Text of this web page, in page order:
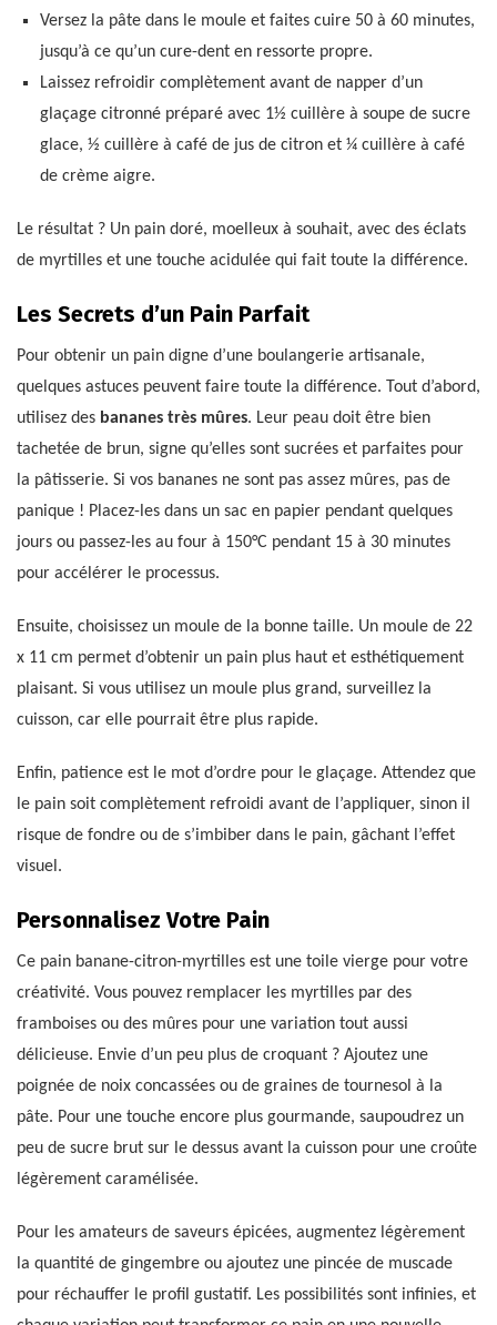
Versez la pâte dans le moule et faites cuire 50 à 60 minutes,
jusqu’à ce qu’un cure-dent en ressorte propre.
Laissez refroidir complètement avant de napper d’un
glaçage citronné préparé avec 1½ cuillère à soupe de sucre
glace, ½ cuillère à café de jus de citron et ¼ cuillère à café
de crème aigre.
Le résultat ? Un pain doré, moelleux à souhait, avec des éclats
de myrtilles et une touche acidulée qui fait toute la différence.
Les Secrets d’un Pain Parfait
Pour obtenir un pain digne d’une boulangerie artisanale,
quelques astuces peuvent faire toute la différence. Tout d’abord,
utilisez des bananes très mûres. Leur peau doit être bien
tachetée de brun, signe qu’elles sont sucrées et parfaites pour
la pâtisserie. Si vos bananes ne sont pas assez mûres, pas de
panique ! Placez-les dans un sac en papier pendant quelques
jours ou passez-les au four à 150°C pendant 15 à 30 minutes
pour accélérer le processus.
Ensuite, choisissez un moule de la bonne taille. Un moule de 22
x 11 cm permet d’obtenir un pain plus haut et esthétiquement
plaisant. Si vous utilisez un moule plus grand, surveillez la
cuisson, car elle pourrait être plus rapide.
Enfin, patience est le mot d’ordre pour le glaçage. Attendez que
le pain soit complètement refroidi avant de l’appliquer, sinon il
risque de fondre ou de s’imbiber dans le pain, gâchant l’effet
visuel.
Personnalisez Votre Pain
Ce pain banane-citron-myrtilles est une toile vierge pour votre
créativité. Vous pouvez remplacer les myrtilles par des
framboises ou des mûres pour une variation tout aussi
délicieuse. Envie d’un peu plus de croquant ? Ajoutez une
poignée de noix concassées ou de graines de tournesol à la
pâte. Pour une touche encore plus gourmande, saupoudrez un
peu de sucre brut sur le dessus avant la cuisson pour une croûte
légèrement caramélisée.
Pour les amateurs de saveurs épicées, augmentez légèrement
la quantité de gingembre ou ajoutez une pincée de muscade
pour réchauffer le profil gustatif. Les possibilités sont infinies, et